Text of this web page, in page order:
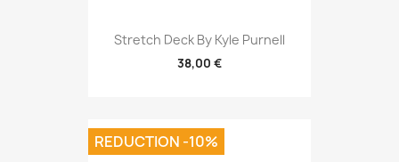
Stretch Deck By Kyle Purnell
38,00 €
REDUCTION -10%